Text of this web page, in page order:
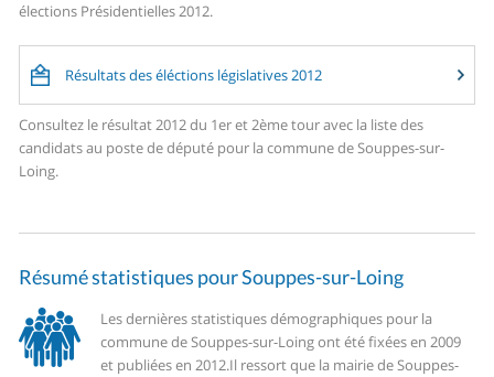
élections Présidentielles 2012.
Résultats des éléctions législatives 2012
Consultez le résultat 2012 du 1er et 2ème tour avec la liste des
candidats au poste de député pour la commune de Souppes-sur-
Loing.
Résumé statistiques pour Souppes-sur-Loing
Les dernières statistiques démographiques pour la
commune de Souppes-sur-Loing ont été fixées en 2009
et publiées en 2012.Il ressort que la mairie de Souppes-